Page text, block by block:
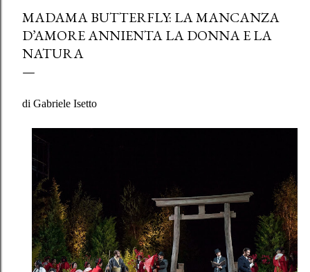
MADAMA BUTTERFLY: LA MANCANZA
D’AMORE ANNIENTA LA DONNA E LA
NATURA
di Gabriele Isetto